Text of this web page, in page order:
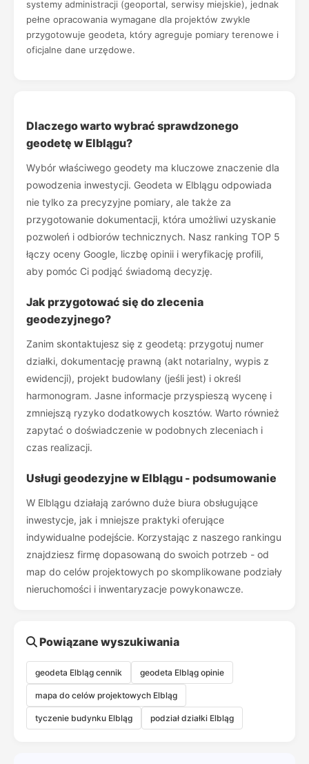
systemy administracji (geoportal, serwisy miejskie), jednak
pełne opracowania wymagane dla projektów zwykle
przygotowuje geodeta, który agreguje pomiary terenowe i
oficjalne dane urzędowe.
Dlaczego warto wybrać sprawdzonego
geodetę w Elblągu?
Wybór właściwego geodety ma kluczowe znaczenie dla
powodzenia inwestycji. Geodeta w Elblągu odpowiada
nie tylko za precyzyjne pomiary, ale także za
przygotowanie dokumentacji, która umożliwi uzyskanie
pozwoleń i odbiorów technicznych. Nasz ranking TOP 5
łączy oceny Google, liczbę opinii i weryfikację profili,
aby pomóc Ci podjąć świadomą decyzję.
Jak przygotować się do zlecenia
geodezyjnego?
Zanim skontaktujesz się z geodetą: przygotuj numer
działki, dokumentację prawną (akt notarialny, wypis z
ewidencji), projekt budowlany (jeśli jest) i określ
harmonogram. Jasne informacje przyspieszą wycenę i
zmniejszą ryzyko dodatkowych kosztów. Warto również
zapytać o doświadczenie w podobnych zleceniach i
czas realizacji.
Usługi geodezyjne w Elblągu - podsumowanie
W Elblągu działają zarówno duże biura obsługujące
inwestycje, jak i mniejsze praktyki oferujące
indywidualne podejście. Korzystając z naszego rankingu
znajdziesz firmę dopasowaną do swoich potrzeb - od
map do celów projektowych po skomplikowane podziały
nieruchomości i inwentaryzacje powykonawcze.
Powiązane wyszukiwania
geodeta Elbląg cennik geodeta Elbląg opinie
mapa do celów projektowych Elbląg
tyczenie budynku Elbląg podział działki Elbląg